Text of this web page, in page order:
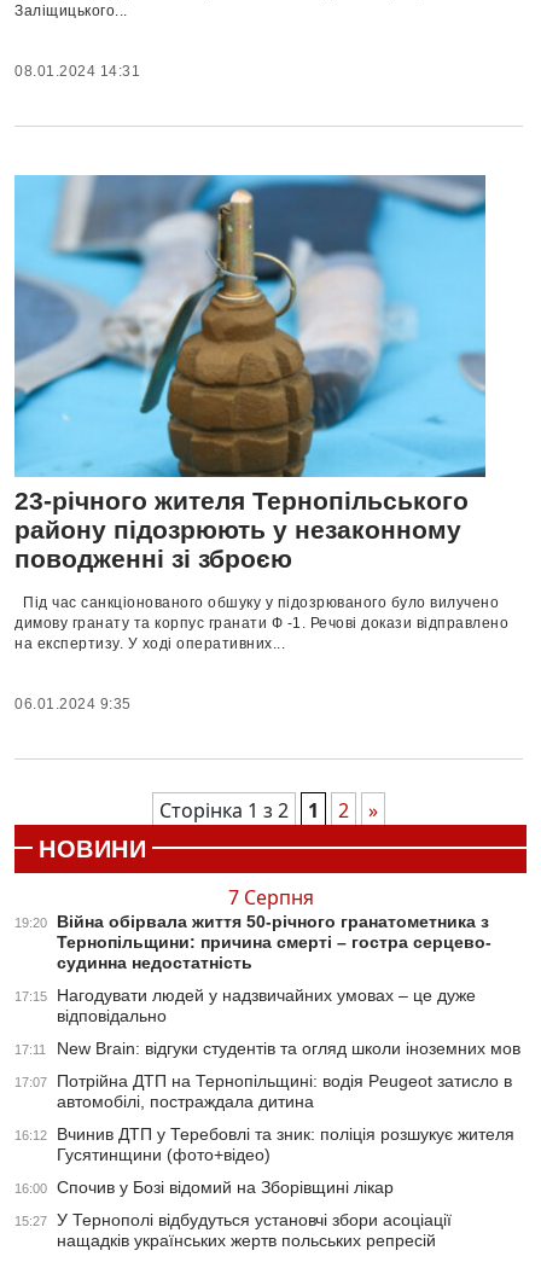
Заліщицького...
08.01.2024 14:31
23-річного жителя Тернопільського
району підозрюють у незаконному
поводженні зі зброєю
Під час санкціонованого обшуку у підозрюваного було вилучено
димову гранату та корпус гранати Ф -1. Речові докази відправлено
на експертизу. У ході оперативних...
06.01.2024 9:35
Сторінка 1 з 2 1 2
»
НОВИНИ
7 Серпня
19:20
Війна обірвала життя 50-річного гранатометника з
Тернопільщини: причина смерті – гостра серцево-
судинна недостатність
17:15
Нагодувати людей у надзвичайних умовах – це дуже
відповідально
17:11 New Brain: відгуки студентів та огляд школи іноземних мов
17:07
Потрійна ДТП на Тернопільщині: водія Peugeot затисло в
автомобілі, постраждала дитина
16:12
Вчинив ДТП у Теребовлі та зник: поліція розшукує жителя
Гусятинщини (фото+відео)
16:00 Спочив у Бозі відомий на Зборівщині лікар
15:27
У Тернополі відбудуться установчі збори асоціації
нащадків українських жертв польських репресій